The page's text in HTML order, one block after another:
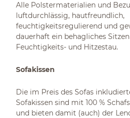
Alle Polstermaterialien und
luftdurchlässig, hautfreundlich,
feuchtigkeitsregulierend und
dauerhaft ein behagliches
Feuchtigkeits- und Hitzestau.
Sofakissen
Die im Preis des Sofas
Sofakissen sind mit 100 %
und bieten damit (auch) der